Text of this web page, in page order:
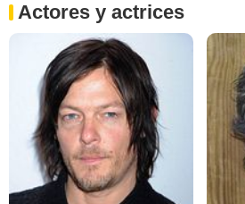
Actores y actrices